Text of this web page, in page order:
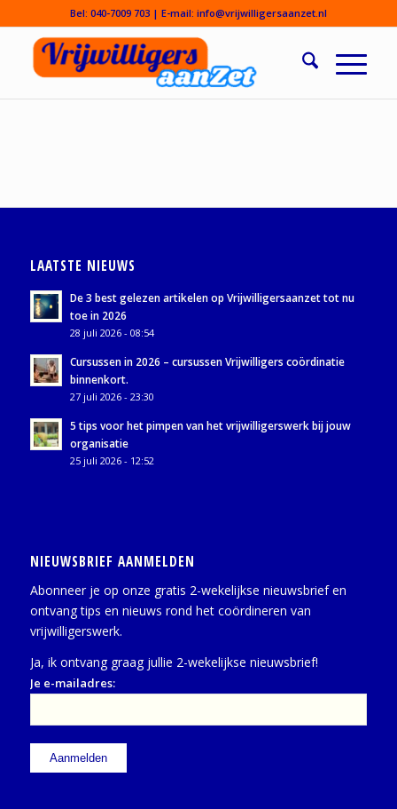
Bel: 040-7009 703| E-mail: info@vrijwilligersaanzet.nl
LAATSTE NIEUWS
De 3 best gelezen artikelen op Vrijwilligersaanzet tot nu
toe in 2026
28 juli 2026 - 08:54
Cursussen in 2026 – cursussen Vrijwilligers coördinatie
binnenkort.
27 juli 2026 - 23:30
5 tips voor het pimpen van het vrijwilligerswerk bij jouw
organisatie
25 juli 2026 - 12:52
NIEUWSBRIEF AANMELDEN
Abonneer je op onze gratis 2-wekelijkse nieuwsbrief en
ontvang tips en nieuws rond het coördineren van
vrijwilligerswerk.
Ja, ik ontvang graag jullie 2-wekelijkse nieuwsbrief!
Je e-mailadres: